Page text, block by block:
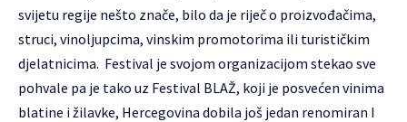
svijetu regije nešto znače, bilo da je riječ o proizvođačima,
struci, vinoljupcima, vinskim promotorima ili turističkim
djelatnicima. Festival je svojom organizacijom stekao sve
pohvale pa je tako uz Festival BLAŽ, koji je posvećen vinima
blatine i žilavke, Hercegovina dobila još jedan renomiran I